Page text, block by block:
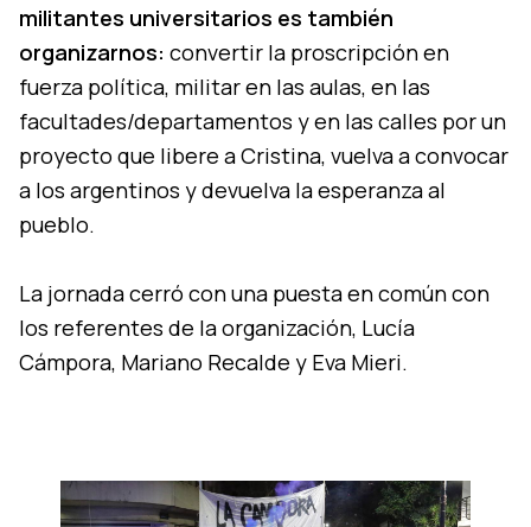
militantes universitarios es también
organizarnos: convertir la proscripción en
fuerza política, militar en las aulas, en las
facultades/departamentos y en las calles por un
proyecto que libere a Cristina, vuelva a convocar
a los argentinos y devuelva la esperanza al
pueblo.
La jornada cerró con una puesta en común con
los referentes de la organización, Lucía
Cámpora, Mariano Recalde y Eva Mieri.